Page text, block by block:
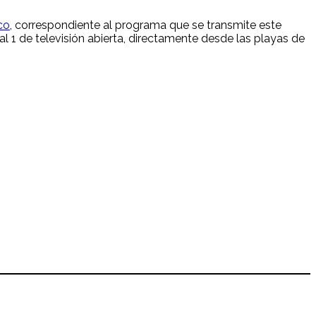
, correspondiente al programa que se transmite este
1 de televisión abierta, directamente desde las playas de